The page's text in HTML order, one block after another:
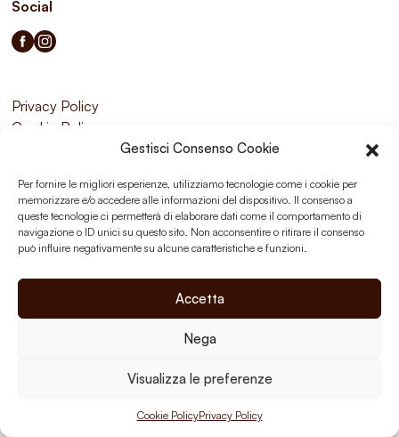
Gestisci Consenso Cookie
Per fornire le migliori esperienze, utilizziamo tecnologie come i cookie per
memorizzare e/o accedere alle informazioni del dispositivo. Il consenso a
queste tecnologie ci permetterà di elaborare dati come il comportamento di
navigazione o ID unici su questo sito. Non acconsentire o ritirare il consenso
può influire negativamente su alcune caratteristiche e funzioni.
Accetta
Nega
Visualizza le preferenze
Cookie PolicyPrivacy Policy
Social
Privacy Policy
Cookie Policy